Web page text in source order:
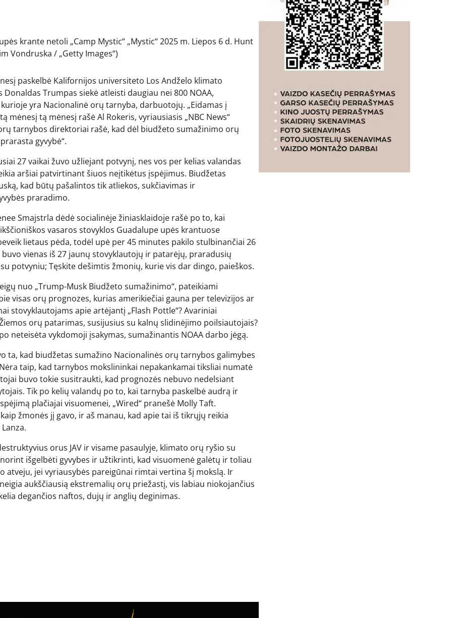
krante netoli „Camp Mystic“ „Mystic“ 2025 m. Liepos 6 d. Hunt
Vondruska / „Getty Images“)
Trumpas siekė atleisti daugiau nei 800 NOAA,
yra Nacionalinė orų tarnyba, darbuotojų. „Eidamas į
tą mėnesį rašė Al Rokeris, vyriausiasis „NBC News“
tarnybos direktoriai rašė, kad dėl biudžeto sumažinimo orų
gyvybė“.
27 vaikai žuvo užliejant potvynį, nes vos per kelias valandas
aršiai patvirtinant šiuos neįtikėtus įspėjimus. Biudžetas
kad būtų pašalintos tik atliekos, sukčiavimas ir
praradimo.
Smajstrla dėdė socialinėje žiniasklaidoje rašė po to, kai
vasaros stovyklos Guadalupe upės krantuose
lietaus pėda, todėl upė per 45 minutes pakilo stulbinančiai 26
vienas iš 27 jaunų stovyklautojų ir patarėjų, praradusių
potvyniu; Tęskite dešimtis žmonių, kurie vis dar dingo, paieškos.
nuo „Trump-Musk Biudžeto sumažinimo“, pateikiami
visas orų prognozes, kurias amerikiečiai gauna per televizijos ar
stovyklautojams apie artėjantį „Flash Pottle“? Avariniai
orų patarimas, susijusius su kalnų slidinėjimo poilsiautojais?
neteisėta vykdomoji įsakymas, sumažinantis NOAA darbo jėgą.
ta, kad biudžetas sumažino Nacionalinės orų tarnybos galimybes
taip, kad tarnybos mokslininkai nepakankamai tiksliai numatė
buvo tokie susitraukti, kad prognozės nebuvo nedelsiant
Tik po kelių valandų po to, kai tarnyba paskelbė audrą ir
plačiajai visuomenei, „Wired“ pranešė Molly Taft.
žmonės jį gavo, ir aš manau, kad apie tai iš tikrųjų reikia
orus JAV ir visame pasaulyje, klimato orų ryšio su
išgelbėti gyvybes ir užtikrinti, kad visuomenė galėtų ir toliau
atveju, jei vyriausybės pareigūnai rimtai vertina šį mokslą. Ir
aukščiausią ekstremalių orų priežastį, vis labiau niokojančius
degančios naftos, dujų ir anglių deginimas.